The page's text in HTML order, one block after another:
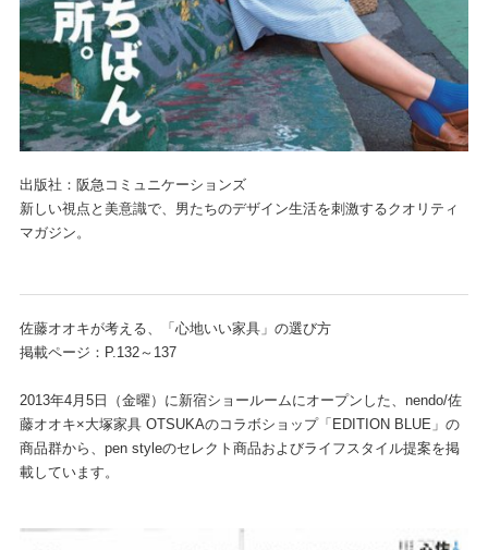
出版社：阪急コミュニケーションズ
新しい視点と美意識で、男たちのデザイン生活を刺激するクオリティ
マガジン。
佐藤オオキが考える、「心地いい家具」の選び方
掲載ページ：P.132～137
2013年4月5日（金曜）に新宿ショールームにオープンした、nendo/佐
藤オオキ×大塚家具 OTSUKAのコラボショップ「EDITION BLUE」の
商品群から、pen styleのセレクト商品およびライフスタイル提案を掲
載しています。